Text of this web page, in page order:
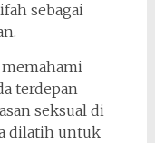
sebagai
terdepan
seksual di
dilatih untuk